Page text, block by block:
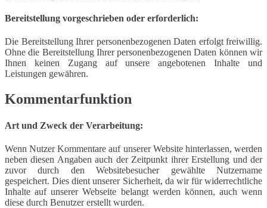
Bereitstellung vorgeschrieben oder erforderlich:
Die Bereitstellung Ihrer personenbezogenen Daten erfolgt freiwillig.
Ohne die Bereitstellung Ihrer personenbezogenen Daten können wir
Ihnen keinen Zugang auf unsere angebotenen Inhalte und
Leistungen gewähren.
Kommentarfunktion
Art und Zweck der Verarbeitung:
Wenn Nutzer Kommentare auf unserer Website hinterlassen, werden
neben diesen Angaben auch der Zeitpunkt ihrer Erstellung und der
zuvor durch den Websitebesucher gewählte Nutzername
gespeichert. Dies dient unserer Sicherheit, da wir für widerrechtliche
Inhalte auf unserer Webseite belangt werden können, auch wenn
diese durch Benutzer erstellt wurden.